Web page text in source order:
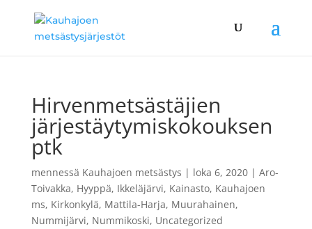
Hirvenmetsästäjien
järjestäytymiskokouksen
ptk
mennessä Kauhajoen metsästys | loka 6, 2020| Aro-
Toivakka, Hyyppä, Ikkeläjärvi, Kainasto, Kauhajoen
ms, Kirkonkylä, Mattila-Harja, Muurahainen,
Nummijärvi, Nummikoski, Uncategorized